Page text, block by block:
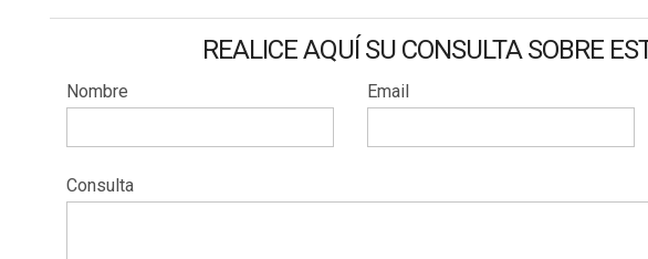
REALICE AQUÍ SU CONSULTA SOBRE
Nombre Email
Consulta